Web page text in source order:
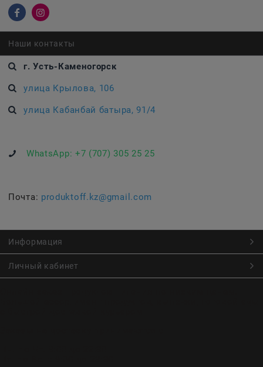
Наши контакты
г. Усть-Каменогорск
улица Крылова, 106
улица Кабанбай батыра, 91/4
WhatsApp: +7 (707) 305 25 25
Почта: produktoff.kz@gmail.com
Информация
Личный кабинет